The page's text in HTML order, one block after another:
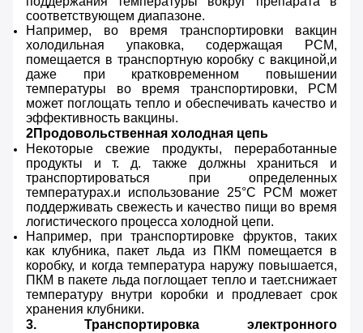
соответствующем диапазоне.
Например, во время транспортировки вакцин
холодильная упаковка, содержащая PCM,
помещается в транспортную коробку с вакциной,и
даже при кратковременном повышении
температуры во время транспортировки, PCM
может поглощать тепло и обеспечивать качество и
эффективность вакцины.
2Продовольственная холодная цепь
Некоторые свежие продукты, переработанные
продукты и т. д. также должны храниться и
транспортироваться при определенных
температурах.и использование 25°C PCM может
поддерживать свежесть и качество пищи во время
логистического процесса холодной цепи.
Например, при транспортировке фруктов, таких
как клубника, пакет льда из ПКМ помещается в
коробку, и когда температура наружу повышается,
ПКМ в пакете льда поглощает тепло и тает.снижает
температуру внутри коробки и продлевает срок
хранения клубники.
3. Транспортировка электронного